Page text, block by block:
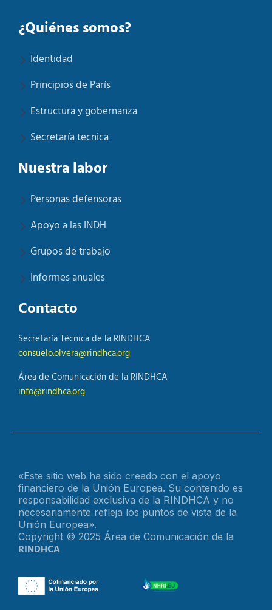
¿Quiénes somos?
Identidad
Principios de París
Estructura y gobernanza
Secretaría tecnica
Nuestra labor
Personas defensoras
Apoyo a las INDH
Grupos de trabajo
Informes anuales
Contacto
Secretaría Técnica de la RINDHCA
consuelo.olvera@rindhca.org
Área de Comunicación de la RINDHCA
info@rindhca.org
«Este sitio web ha sido creado con el apoyo
financiero de la Unión Europea. Su contenido es
responsabilidad exclusiva de la RINDHCA y no
necesariamente refleja los puntos de vista de la
Unión Europea».
Copyright © 2025 Área de Comunicación de la
RINDHCA